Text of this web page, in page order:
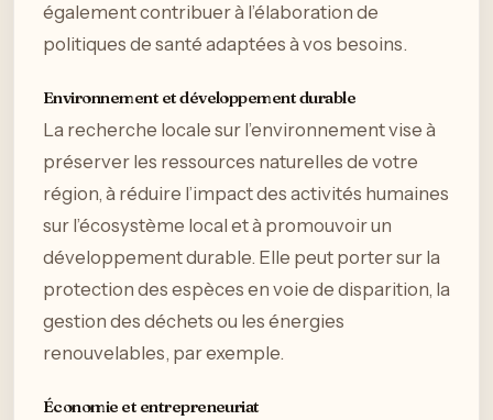
également contribuer à l’élaboration de
politiques de santé adaptées à vos besoins.
Environnement et développement durable
La recherche locale sur l’environnement vise à
préserver les ressources naturelles de votre
région, à réduire l’impact des activités humaines
sur l’écosystème local et à promouvoir un
développement durable. Elle peut porter sur la
protection des espèces en voie de disparition, la
gestion des déchets ou les énergies
renouvelables, par exemple.
Économie et entrepreneuriat